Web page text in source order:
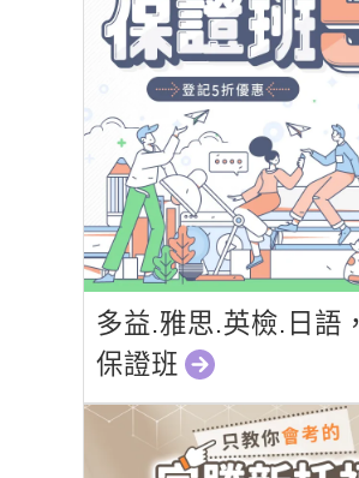
多益.雅思.英檢.日語
保證班